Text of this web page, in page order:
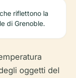
riflettono la
di Grenoble.
oggetti del